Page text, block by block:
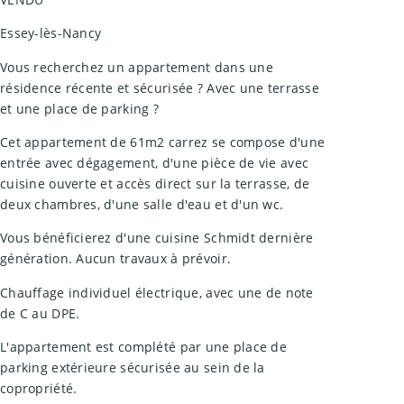
Essey-lès-Nancy
Vous recherchez un appartement dans une
résidence récente et sécurisée ? Avec une terrasse
et une place de parking ?
Cet appartement de 61m2 carrez se compose d'une
entrée avec dégagement, d'une pièce de vie avec
cuisine ouverte et accès direct sur la terrasse, de
deux chambres, d'une salle d'eau et d'un wc.
Vous bénéficierez d'une cuisine Schmidt dernière
génération. Aucun travaux à prévoir.
Chauffage individuel électrique, avec une de note
de C au DPE.
L'appartement est complété par une place de
parking extérieure sécurisée au sein de la
copropriété.